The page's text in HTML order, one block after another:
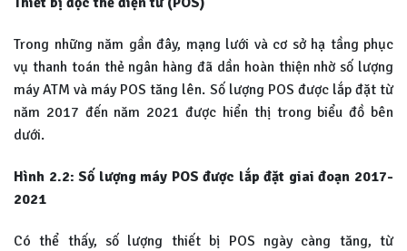
Trong những năm gần đây, mạng lưới và cơ sở hạ tầng phục
vụ thanh toán thẻ ngân hàng đã dần hoàn thiện nhờ số lượng
máy ATM và máy POS tăng lên. Số lượng POS được lắp đặt từ
năm 2017 đến năm 2021 được hiển thị trong biểu đồ bên
dưới.
Hình 2.2: Số lượng máy POS được lắp đặt giai đoạn 2017-
2021
Có thể thấy, số lượng thiết bị POS ngày càng tăng, từ